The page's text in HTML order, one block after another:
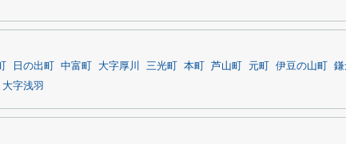
日の出町 中富町 大字厚川 三光町 本町 芦山町 元町 伊豆の山町 鎌
大字浅羽